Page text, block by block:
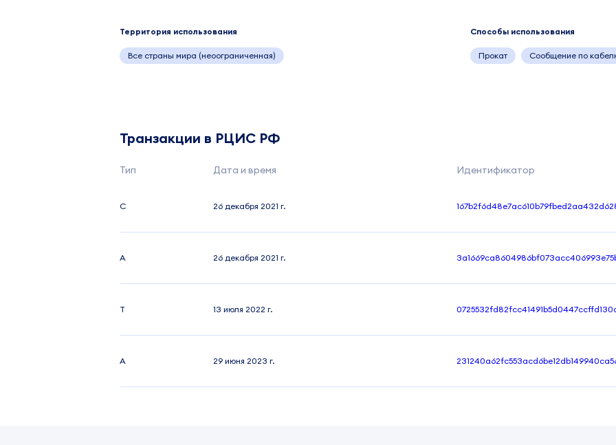
Территория использования
Все страны мира (неоограниченная)
Способы использования
Прокат Сообщение по
Транзакции в РЦИС РФ
Тип Дата и время Идентификатор
C 26 декабря 2021 г.
A 26 декабря 2021 г.
T 13 июля 2022 г.
A 29 июня 2023 г.